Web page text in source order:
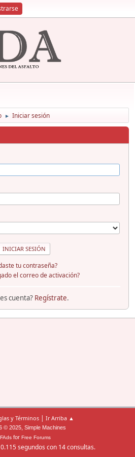
► Iniciar sesión
tu contraseña?
el correo de activación?
cuenta? Regístrate.
y Términos | Ir Arriba ▲
© 2025, Simple Machines
for Free Forums
segundos con 14 consultas.